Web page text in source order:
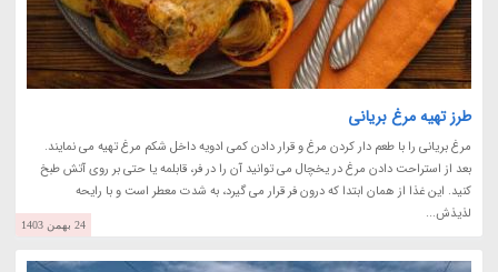
طرز تهیه مرغ بریانی
مرغ بریانی را با طعم دار کردن مرغ و قرار دادن کمی ادویه داخل شکم مرغ تهیه می نمایند.
بعد از استراحت دادن مرغ در یخچال می توانید آن را در فر، قابلمه یا حتی بر روی آتش طبخ
کنید. این غذا از همان ابتدا که درون فر قرار می گیرد، به شدت معطر است و با رایحه
لذیذش...
24 بهمن 1403